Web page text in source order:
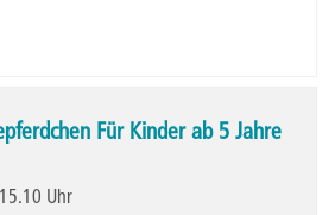
Für Kinder ab 5 Jahre
Uhr